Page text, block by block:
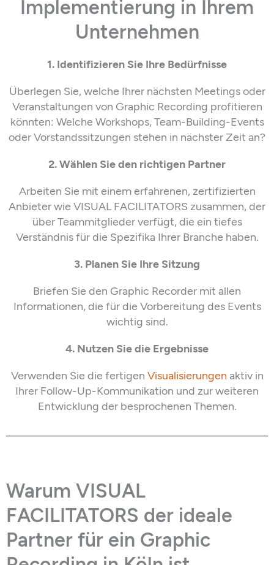
Implementierung in Ihrem
Unternehmen
1. Identifizieren Sie Ihre Bedürfnisse
Überlegen Sie, welche Ihrer nächsten Meetings oder
Veranstaltungen von Graphic Recording profitieren
könnten: Welche Workshops, Team-Building-Events
oder Vorstandssitzungen stehen in nächster Zeit an?
2. Wählen Sie den richtigen Partner
Arbeiten Sie mit einem erfahrenen, zertifizierten
Anbieter wie VISUAL FACILITATORS zusammen, der
über Teammitglieder verfügt, die ein tiefes
Verständnis fürdie Spezifika Ihrer Branche haben.
3. Planen Sie Ihre Sitzung
Briefen Sie den Graphic Recorder mit allen
Informationen, die für die Vorbereitung des Events
wichtig sind.
4. Nutzen Sie die Ergebnisse
Verwenden Sie die fertigen Visualisierungen aktiv in
Ihrer Follow-Up-Kommunikation und zur weiteren
Entwicklung der besprochenen Themen.
Warum VISUAL
FACILITATORS der ideale
Partner für ein Graphic